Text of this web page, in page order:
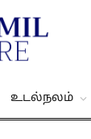
உடல்நலம்